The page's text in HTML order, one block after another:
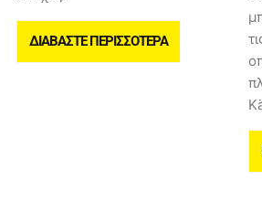
ΔΙΑΒΆΣΤΕ ΠΕΡΙΣΣΌΤΕΡΑ